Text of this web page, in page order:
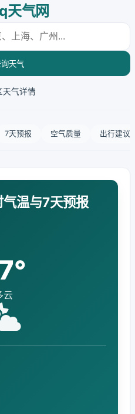
天气网
天气
天气详情
7天预报 空气质量 出行建议
温与7天预报
云